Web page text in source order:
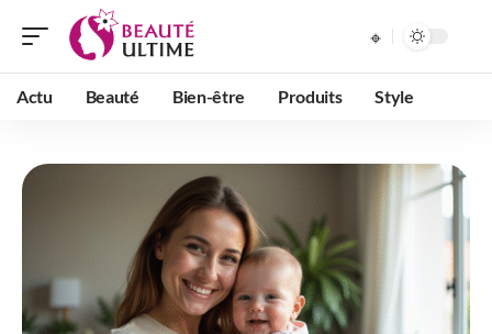
Actu Beauté Bien-être Produits Style